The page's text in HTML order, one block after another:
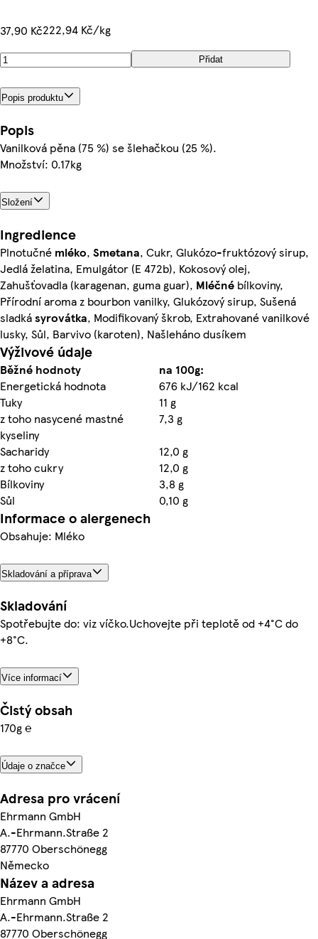
37,90 Kč222,94 Kč/kg
Přidat
Popis produktu
Popis
Vanilková pěna (75 %) se šlehačkou (25 %).
Množství: 0.17kg
Složení
Ingredience
Plnotučné mléko, Smetana, Cukr, Glukózo-fruktózový sirup,
Jedlá želatina, Emulgátor (E 472b), Kokosový olej,
Zahušťovadla (karagenan, guma guar), Mléčné bílkoviny,
Přírodní aroma z bourbon vanilky, Glukózový sirup, Sušená
sladkásyrovátka, Modifikovaný škrob, Extrahované vanilkové
lusky, Sůl, Barvivo (karoten), Našleháno dusíkem
Výživové údaje
Běžné hodnoty
na 100g:
Energetická hodnota
676 kJ/162 kcal
Tuky
11 g
z toho nasycené mastné
kyseliny
7,3 g
Sacharidy
12,0 g
z toho cukry
12,0 g
Bílkoviny
3,8 g
Sůl
0,10 g
Informace o alergenech
Obsahuje: Mléko
Skladování a příprava
Skladování
Spotřebujte do: viz víčko.Uchovejte při teplotě od +4°C do
+8°C.
Více informací
Čistý obsah
170g ℮
Údaje o značce
Adresa pro vrácení
Ehrmann GmbH
A.-Ehrmann.Straße 2
87770 Oberschönegg
Německo
Název a adresa
Ehrmann GmbH
A.-Ehrmann.Straße 2
87770 Oberschönegg